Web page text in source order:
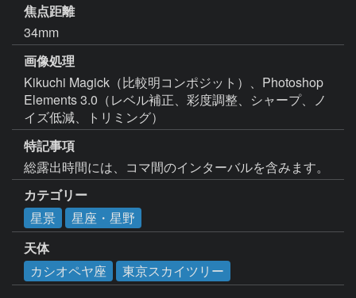
焦点距離
34mm
画像処理
Kikuchi Magick（比較明コンポジット）、Photoshop
Elements 3.0（レベル補正、彩度調整、シャープ、ノ
特記事項
総露出時間には、コマ間のインターバルを含みます。
カテゴリー
星景
星座・星野
天体
カシオペヤ座
東京スカイツリー